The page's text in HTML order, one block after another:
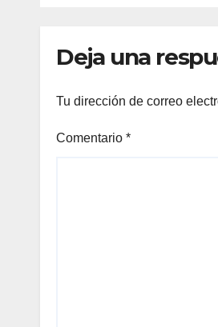
Deja una
Tu dirección de correo
Comentario *